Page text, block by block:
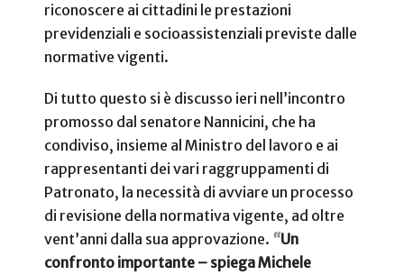
riconoscere ai cittadini le prestazioni
previdenziali e socioassistenziali previste dalle
normative vigenti.
Di tutto questo si è discusso ieri nell’incontro
promosso dal senatore Nannicini, che ha
condiviso, insieme al Ministro del lavoro e ai
rappresentanti dei vari raggruppamenti di
Patronato, la necessità di avviare un processo
di revisione della normativa vigente, ad oltre
vent’anni dalla sua approvazione. “Un
confronto importante – spiega Michele